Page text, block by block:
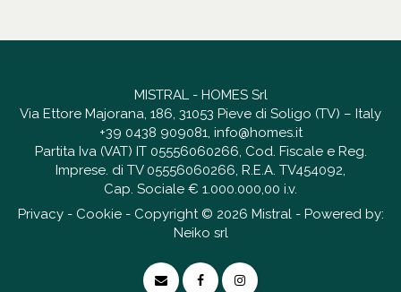
MISTRAL - HOMES Srl
Via Ettore Majorana, 186, 31053 Pieve di Soligo (TV) – Italy
+39 0438 909081, info@homes.it
Partita Iva (VAT) IT 05556060266, Cod. Fiscale e Reg.
Imprese. di TV 05556060266, R.E.A. TV454092,
Cap. Sociale € 1.000.000,00 i.v.
Privacy- Cookie- Copyright © 2026 Mistral - Powered by:
Neiko srl